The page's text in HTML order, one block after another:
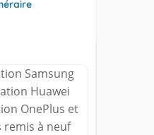
Samsung
Huawei
OnePlus et
remis à neuf